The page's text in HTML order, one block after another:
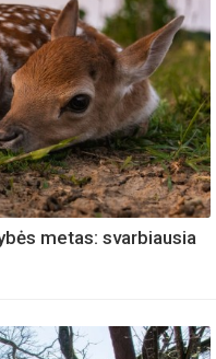
metas: svarbiausia